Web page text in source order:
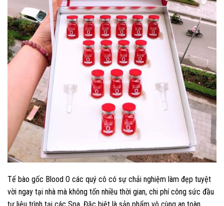
Tế bào gốc Blood O các quý cô có sự chải nghiệm làm đẹp tuyệt
vời ngay tại nhà mà không tốn nhiều thời gian, chi phí công sức đầu